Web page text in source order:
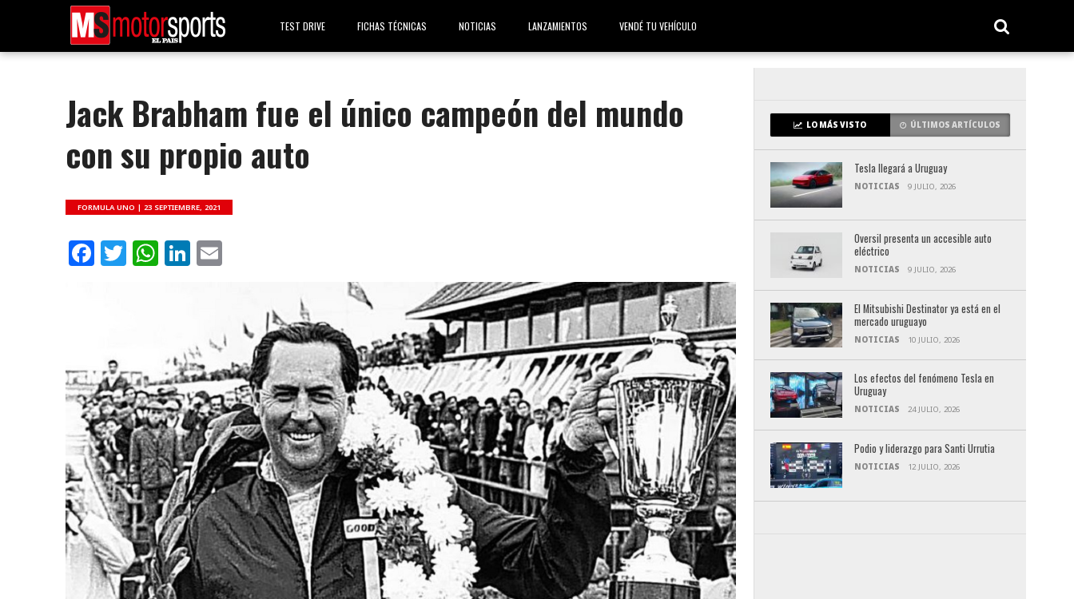
TEST DRIVE FICHAS TÉCNICAS NOTICIAS LANZAMIENTOS VENDÉ TU VEHÍCULO
Jack Brabham fue el único campeón del mundo
con su propio auto
FORMULA UNO |23 SEPTIEMBRE, 2021
Facebook
Twitter
WhatsApp
LinkedIn
LO MÁS VISTO ÚLTIMOS ARTÍCULOS
Tesla llegará a Uruguay
NOTICIAS 9 JULIO, 2026
Oversil presenta un accesible auto
eléctrico
NOTICIAS 9 JULIO, 2026
El Mitsubishi Destinator ya está en el
mercado uruguayo
NOTICIAS 10 JULIO, 2026
Los efectos del fenómeno Tesla en
Uruguay
NOTICIAS 24 JULIO, 2026
Podio y liderazgo para Santi Urrutia
NOTICIAS 12 JULIO, 2026